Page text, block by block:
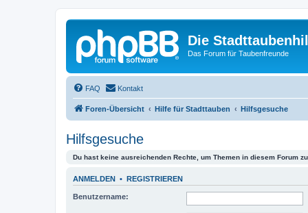
Die
Das Forum für Taubenfreunde
FAQ Kontakt
Foren-Übersicht Hilfe für Stadttauben Hilfsgesuche
Hilfsgesuche
Du hast keine ausreichenden Rechte, um Themen in diesem Forum
ANMELDEN • REGISTRIEREN
Benutzername: